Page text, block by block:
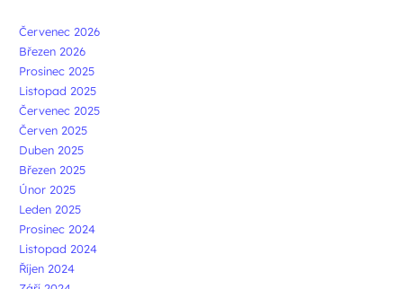
Červenec 2026
Březen 2026
Prosinec 2025
Listopad 2025
Červenec 2025
Červen 2025
Duben 2025
Březen 2025
Únor 2025
Leden 2025
Prosinec 2024
Listopad 2024
Říjen 2024